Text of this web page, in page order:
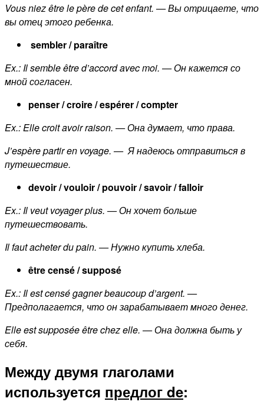
Vous niez être le père de cet enfant. — Вы отрицаете, что
вы отец этого ребенка.
sembler / paraître
Ex.: Il semble être d’accord avec moi. — Он кажется со
мной согласен.
penser / croire / espérer / compter
Ex.: Elle croit avoir raison. — Она думает, что права.
J’espère partir en voyage. — Я надеюсь отправиться в
путешествие.
devoir / vouloir / pouvoir / savoir / falloir
Ex.: Il veut voyager plus. — Он хочет больше
путешествовать.
Il faut acheter du pain. — Нужно купить хлеба.
être censé / supposé
Ex.: Il est censé gagner beaucoup d’argent. —
Предполагается, что он зарабатывает много денег.
Elle est supposée être chez elle. — Она должна быть у
себя.
Между двумя глаголами
используется предлог de: